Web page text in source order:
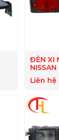
ĐÈN XI
NISSAN
Liên hệ